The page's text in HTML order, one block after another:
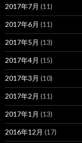
2017年7月 (11)
2017年6月 (11)
2017年5月 (13)
2017年4月 (15)
2017年3月 (10)
2017年2月 (11)
2017年1月 (13)
2016年12月 (17)